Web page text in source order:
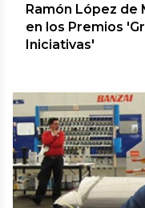
Ramón López de
en los Premios
Iniciativas'